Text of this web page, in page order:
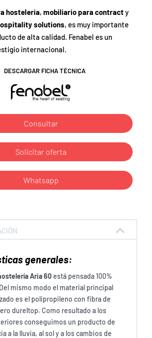
hostelería, mobiliario para contracty
solutions, es muy importante
de alta calidad. Fenabel es un
internacional.
DESCARGAR FICHA TÉCNICA
Consultar
Solicitar oferta
Whatsapp
generales:
Aria 60está pensada 100%
mismo modo el material principal
es el polipropileno con fibra de
dureltop. Como resultado a los
conseguimos un producto de
a la lluvia, al sol y a los cambios de